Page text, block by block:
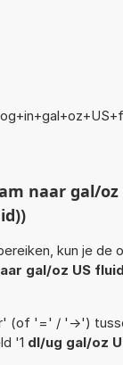
naar gal/oz
kun je de
gal/oz US fluid
(of '=' / '->')
'1 dl/ug gal/oz